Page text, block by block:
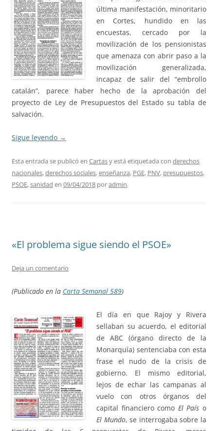
última manifestación, minoritario
en Cortes, hundido en las
encuestas, cercado por la
movilización de los pensionistas
que amenaza con abrir paso a la
movilización generalizada,
incapaz de salir del “embrollo
catalán”, parece haber hecho de la aprobación del
proyecto de Ley de Presupuestos del Estado su tabla de
salvación.
Sigue leyendo →
Esta entrada se publicó en Cartasy está etiquetada con derechos
nacionales,derechos sociales,enseñanza, PGE, PNV, presupuestos,
PSOE,sanidad en 09/04/2018 poradmin.
«El problema sigue siendo el PSOE»
Deja un comentario
(Publicado en la Carta Semanal 589)
El día en que Rajoy y Rivera
sellaban su acuerdo, el editorial
de ABC (órgano directo de la
Monarquía) sentenciaba con esta
frase el nudo de la crisis de
gobierno. El mismo editorial,
lejos de echar las campanas al
vuelo con otros órganos del
capital financiero como El País o
El Mundo, se interrogaba sobre la